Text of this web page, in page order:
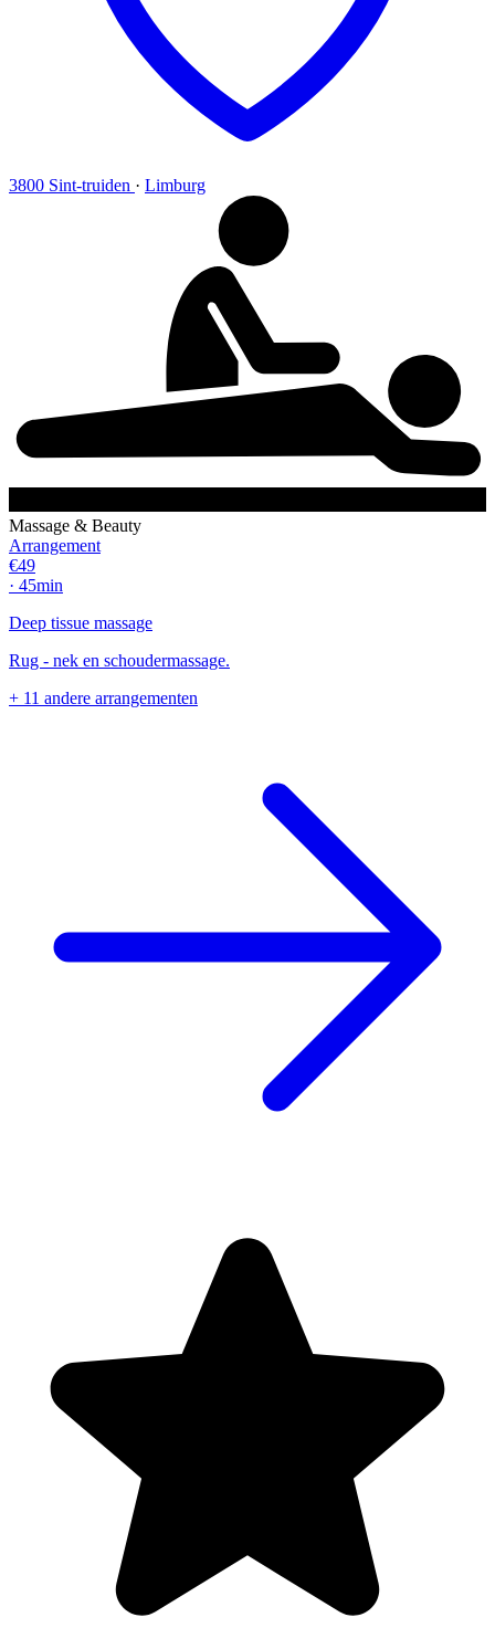
3800 Sint-truiden · Limburg
Massage & Beauty
Arrangement
€49
· 45min
Deep tissue massage
Rug - nek en schoudermassage.
+ 11 andere arrangementen